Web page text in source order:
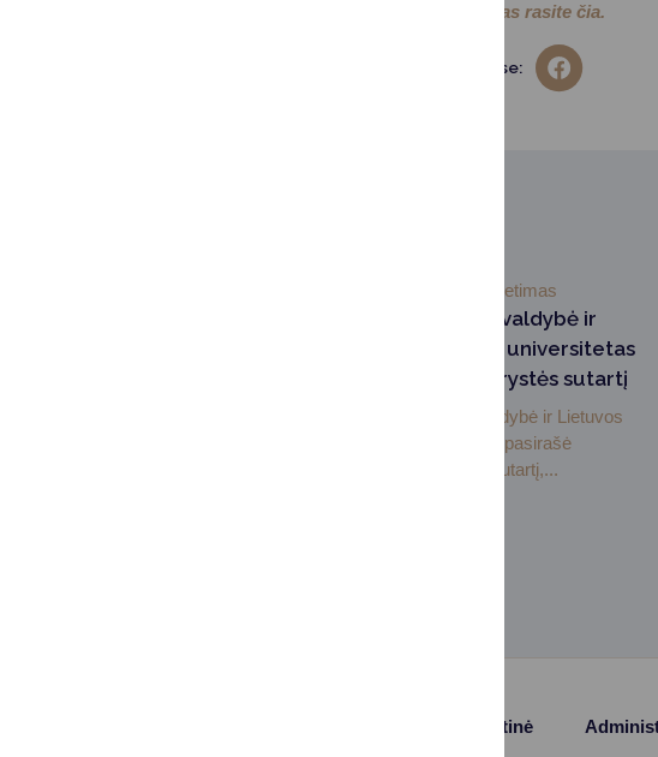
Renginio nuotraukas rasite čia.
Dalintis soc. tinkluose:
Švietimas
Druskininkų savivaldybė ir
Lietuvos sporto universitetas
pasirašė partnerystės sutartį
Druskininkų savivaldybė ir Lietuvos
sporto universitetas pasirašė
bendradarbiavimo sutartį,...
Struktūra ir kontaktinė